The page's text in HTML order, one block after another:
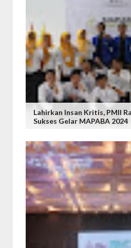
Lahirkan Insan Kritis, PMII
Sukses Gelar MAPABA 2024